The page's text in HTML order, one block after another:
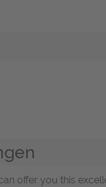
offer you this